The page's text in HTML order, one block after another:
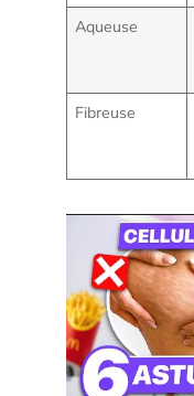
Aqueuse
Fibreuse